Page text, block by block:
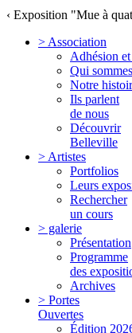
‹ Exposition "Mue à
> Association
Adhésion
Qui
Notre
Ils parlent
de nous
Découvrir
Belleville
> Artistes
Portfolios
Leurs
Rechercher
un cours
> galerie
Présentation
Programme
des
Archives
> Portes
Ouvertes
Édition